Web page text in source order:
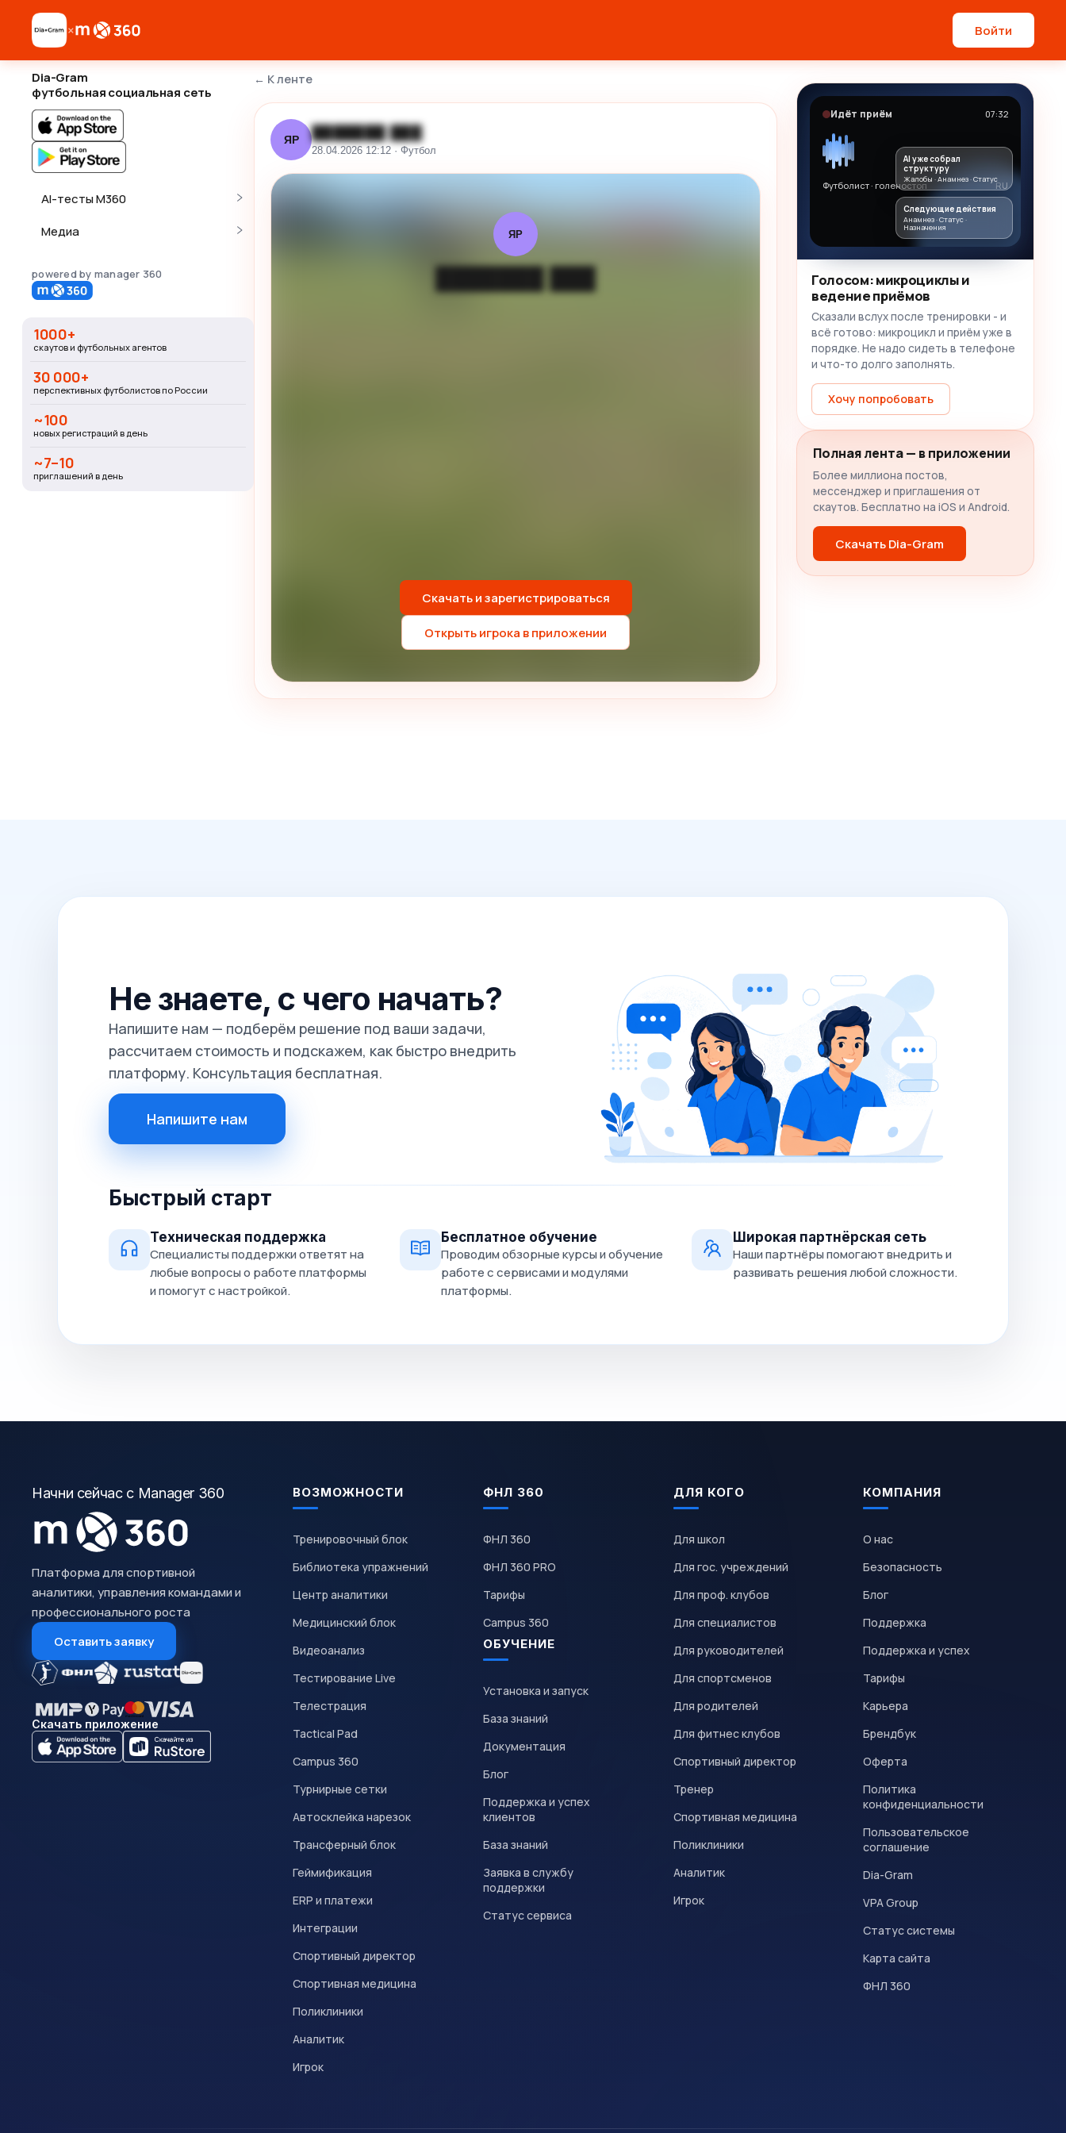
× Войти
Dia-Gram
футбольная социальная сеть
AI-тесты M360
Медиа
powered by manager 360
1000+
скаутов и футбольных агентов
30 000+
перспективных футболистов по России
~100
новых регистраций в день
~7–10
приглашений в день
← К ленте
ЯР ███████ ███
28.04.2026 12:12 · Футбол
ЯР
Скачать и зарегистрироваться
Открыть игрока в приложении
Идёт приём 07:32
Футболист · голеностоп RU
AI уже собрал
структуру
Жалобы · Анамнез · Статус
Следующие действия
Анамнез · Статус ·
Назначения
Голосом: микроциклы и
ведение приёмов
Сказали вслух после тренировки - и
всё готово: микроцикл и приём уже в
порядке. Не надо сидеть в телефоне
и что-то долго заполнять.
Хочу попробовать
Полная лента — в приложении
Более миллиона постов,
мессенджер и приглашения от
скаутов. Бесплатно на iOS и Android.
Скачать Dia-Gram
Не знаете, с чего начать?
Напишите нам — подберём решение под ваши задачи,
рассчитаем стоимость и подскажем, как быстро внедрить
платформу. Консультация бесплатная.
Напишите нам
Быстрый старт
Техническая поддержка
Специалисты поддержки ответят на
любые вопросы о работе платформы
и помогут с настройкой.
Бесплатное обучение
Проводим обзорные курсы и обучение
работе с сервисами и модулями
платформы.
Широкая партнёрская сеть
Наши партнёры помогают внедрить и
развивать решения любой сложности.
Начни сейчас с Manager 360
Платформа для спортивной
аналитики, управления командами и
профессионального роста
Оставить заявку
Скачать приложение
ВОЗМОЖНОСТИ
Тренировочный блок
Библиотека упражнений
Центр аналитики
Медицинский блок
Видеоанализ
Тестирование Live
Телестрация
Tactical Pad
Campus 360
Турнирные сетки
Автосклейка нарезок
Трансферный блок
Геймификация
ERP и платежи
Интеграции
Спортивный директор
Спортивная медицина
Поликлиники
Аналитик
Игрок
ФНЛ 360
ФНЛ 360
ФНЛ 360 PRO
Тарифы
Campus 360
ОБУЧЕНИЕ
Установка и запуск
База знаний
Документация
Блог
Поддержка и успех
клиентов
База знаний
Заявка в службу
поддержки
Статус сервиса
ДЛЯ КОГО
Для школ
Для гос. учреждений
Для проф. клубов
Для специалистов
Для руководителей
Для спортсменов
Для родителей
Для фитнес клубов
Спортивный директор
Тренер
Спортивная медицина
Поликлиники
Аналитик
Игрок
КОМПАНИЯ
О нас
Безопасность
Блог
Поддержка
Поддержка и успех
Тарифы
Карьера
Брендбук
Оферта
Политика
конфиденциальности
Пользовательское
соглашение
Dia-Gram
VPA Group
Статус системы
Карта сайта
ФНЛ 360